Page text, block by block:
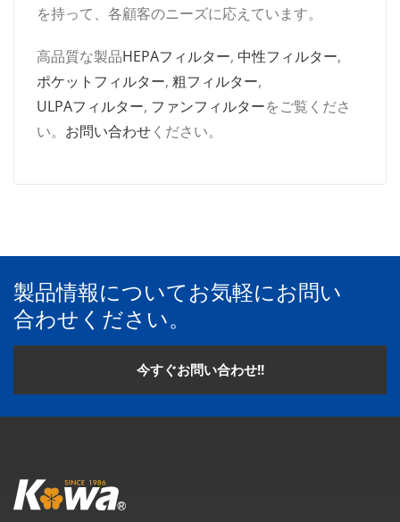
を持って、各顧客のニーズに応えています。
高品質な製品HEPAフィルター, 中性フィルター,
ポケットフィルター, 粗フィルター,
ULPAフィルター, ファンフィルターをご覧くださ
い。 お問い合わせください。
製品情報についてお気軽にお問い
合わせください。
今すぐお問い合わせ!!